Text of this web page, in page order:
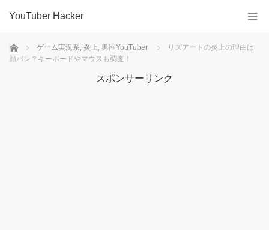
YouTuber Hacker
ホーム ゲーム実況系, 炎上, 男性YouTuber
リズアートの炎上の理由は
顔バレ？キーボードやマウスも調査！
スポンサーリンク